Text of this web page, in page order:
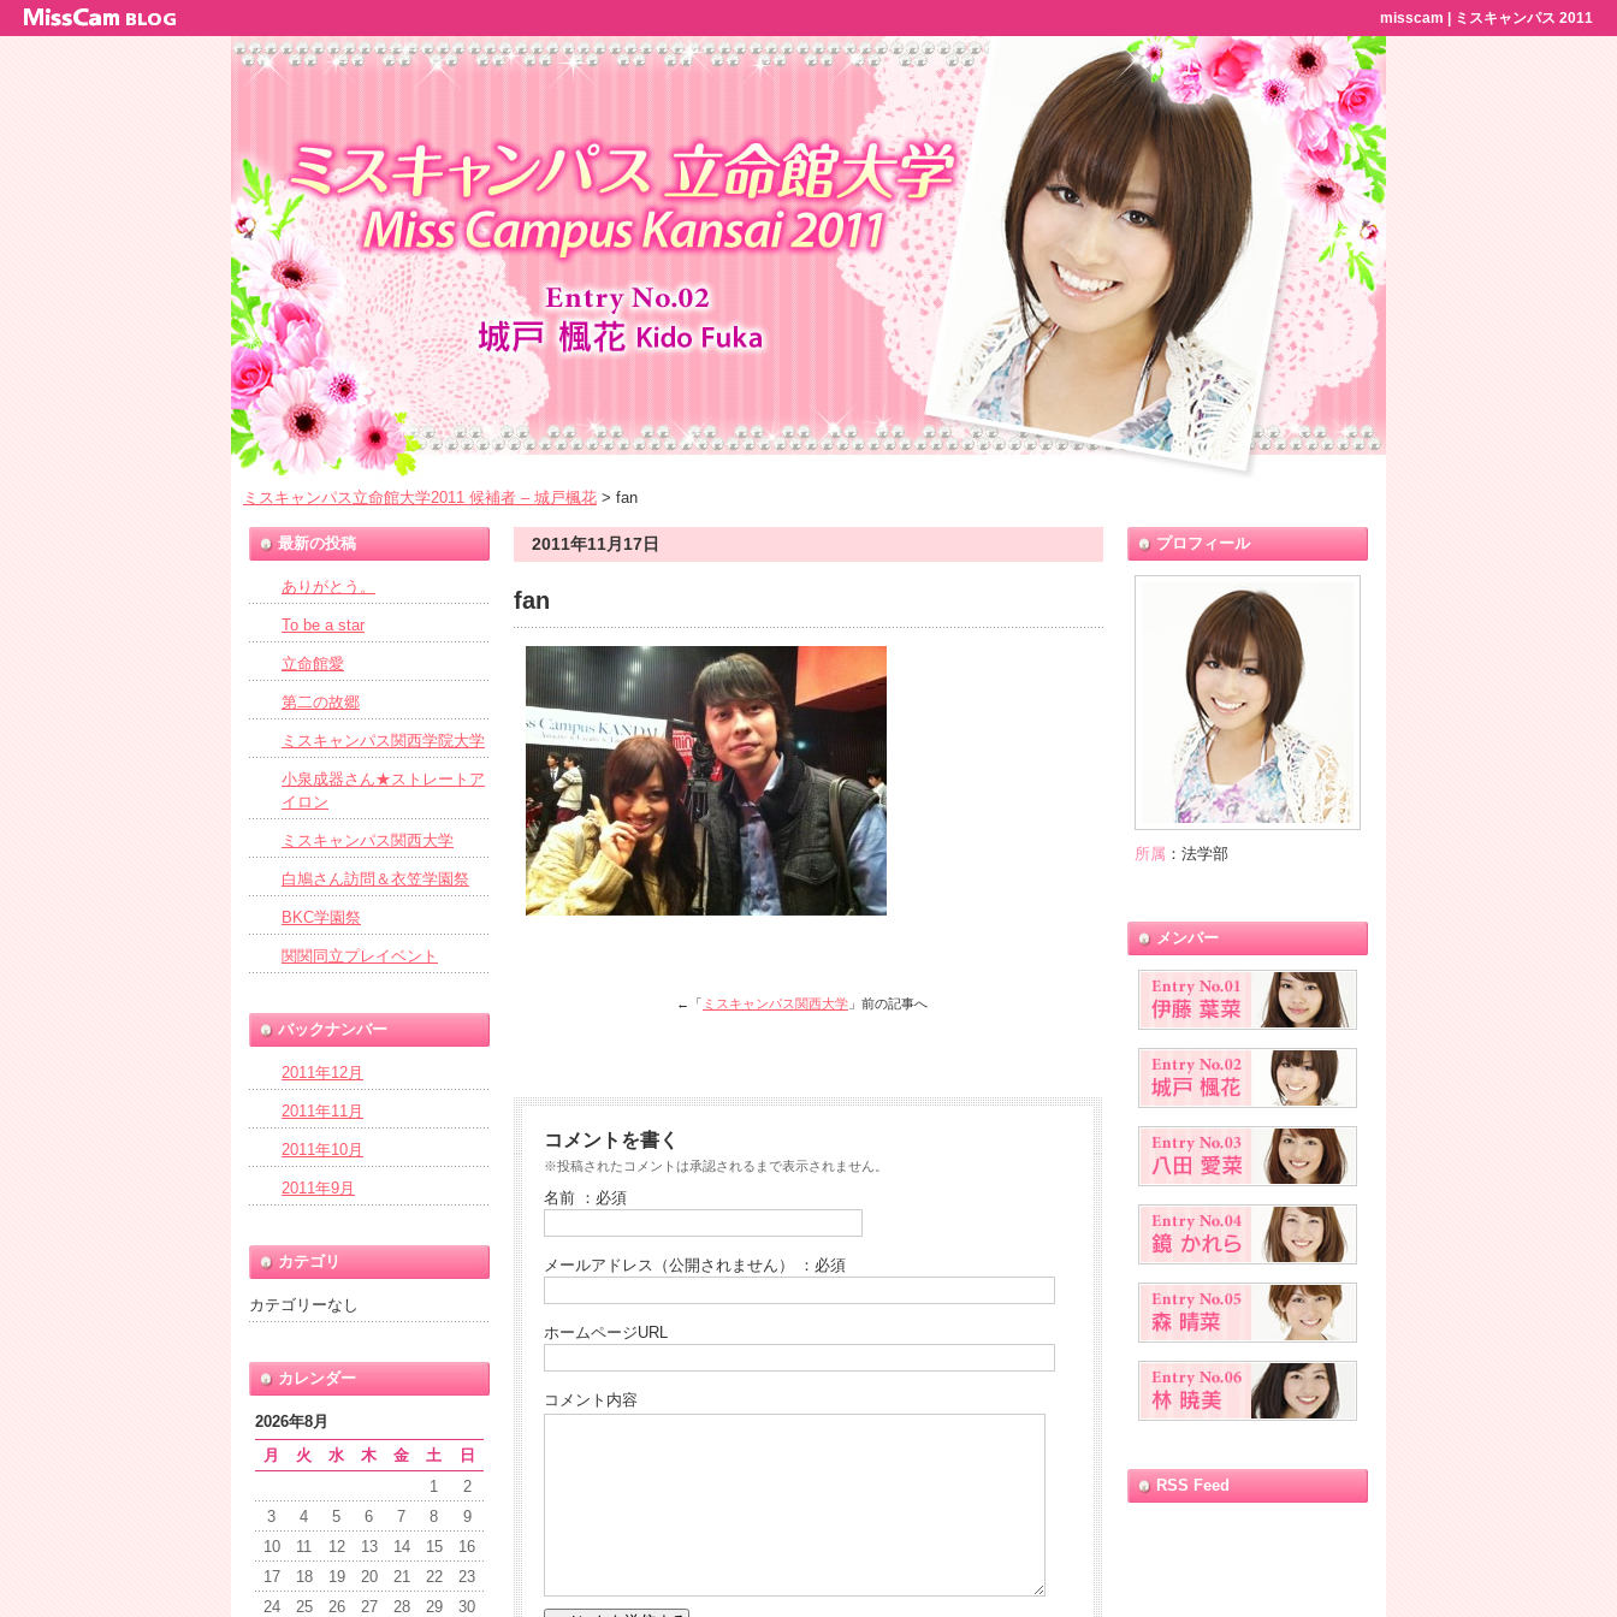
misscam | ミスキャンパス 2011
ミスキャンパス立命館大学2011 候補者 – 城戸楓花 > fan
2011年11月17日
fan
←「 ミスキャンパス関西大学 」前の記事へ
コメントを書く
※投稿されたコメントは承認されるまで表示されません。
名前 ：必須
メールアドレス（公開されません） ：必須
ホームページURL
コメント内容
プロフィール
所属 ：法学部
メンバー
RSS Feed
最新の投稿
ありがとう。
To be a star
立命館愛
第二の故郷
ミスキャンパス関西学院大学
小泉成器さん★ストレートア
イロン
ミスキャンパス関西大学
白鳩さん訪問＆衣笠学園祭
BKC学園祭
関関同立プレイベント
バックナンバー
2011年12月
2011年11月
2011年10月
2011年9月
カテゴリ
カテゴリーなし
カレンダー
2026年8月
月
火 水 木 金 土
日
1
2
3
4 5 6 7 8
9
10
11 12 13 14 15
16
17
18 19 20 21 22
23
24
25 26 27 28 29 30